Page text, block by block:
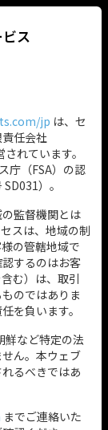
JP
ス
jp は、セ
任会社
れています。
庁（FSA）の認
）。
監督機関とは
スは、地域の制
の管轄地域で
するのはお客
む）は、取引
のではありま
を負います。
鮮など特定の法
ん。本ウェブ
るべきではあ
までご連絡いた